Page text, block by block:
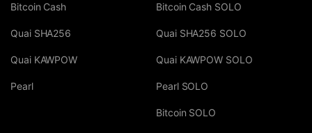
Bitcoin Cash
Quai SHA256
Quai KAWPOW
Pearl
Bitcoin Cash SOLO
Quai SHA256 SOLO
Quai KAWPOW SOLO
Pearl SOLO
Bitcoin SOLO